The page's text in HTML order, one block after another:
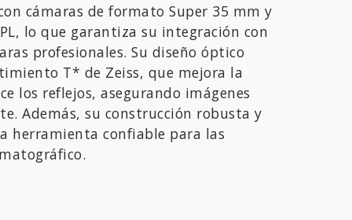
cámaras de formato Super 35 mm y
lo que garantiza su integración con
profesionales. Su diseño óptico
T* de Zeiss, que mejora la
los reflejos, asegurando imágenes
Además, su construcción robusta y
herramienta confiable para las